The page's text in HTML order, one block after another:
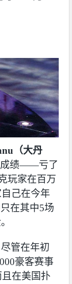
（大丹
成绩——亏了
玩家在百万
己在今年
在其中5场
管在年初
豪客赛事
在美国扑